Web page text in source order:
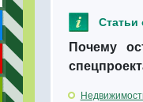
Статьи
Почему